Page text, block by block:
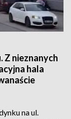
Z nieznanych
hala
na ul.